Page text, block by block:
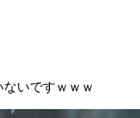
いですｗｗｗ